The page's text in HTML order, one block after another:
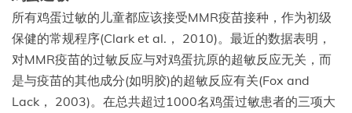
所有鸡蛋过敏的儿童都应该接受MMR疫苗接种，作为初级
保健的常规程序(Clark et al.， 2010)。最近的数据表明，
对MMR疫苗的过敏反应与对鸡蛋抗原的超敏反应无关，而
是与疫苗的其他成分(如明胶)的超敏反应有关(Fox and
Lack， 2003)。在总共超过1000名鸡蛋过敏患者的三项大